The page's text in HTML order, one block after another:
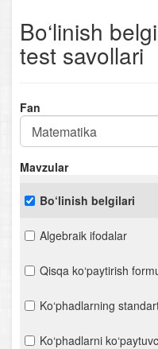
Bo‘linish
test savollari
Fan
Mavzular
Bo‘linish belgilari
Algebraik ifodalar
Qisqa ko‘paytirish
Ko‘phadlarning
Ko‘phadlarni